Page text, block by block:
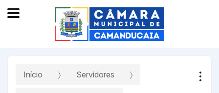
Início Servidores